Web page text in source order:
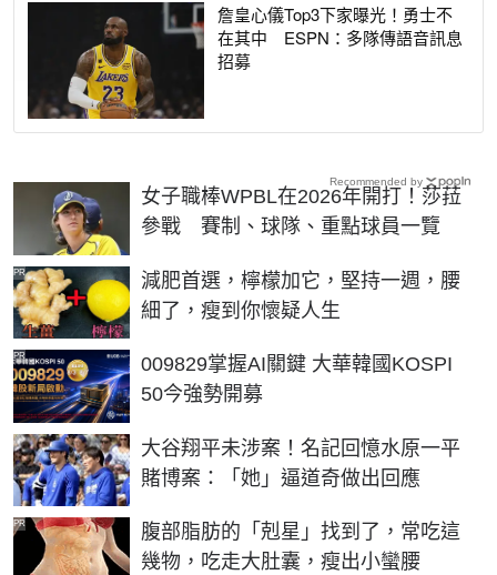
詹皇心儀Top3下家曝光！勇士不
在其中 ESPN：多隊傳語音訊息
招募
女子職棒WPBL在2026年開打！莎菈
參戰 賽制、球隊、重點球員一覽
減肥首選，檸檬加它，堅持一週，腰
細了，瘦到你懷疑人生
PR
009829掌握AI關鍵 大華韓國KOSPI
50今強勢開募
PR
大谷翔平未涉案！名記回憶水原一平
賭博案：「她」逼道奇做出回應
腹部脂肪的「剋星」找到了，常吃這
幾物，吃走大肚囊，瘦出小蠻腰
PR
Recommended by